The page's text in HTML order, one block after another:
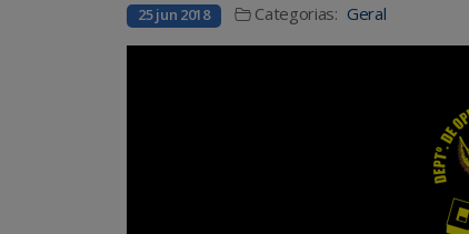
25 jun 2018 Categorias: Geral